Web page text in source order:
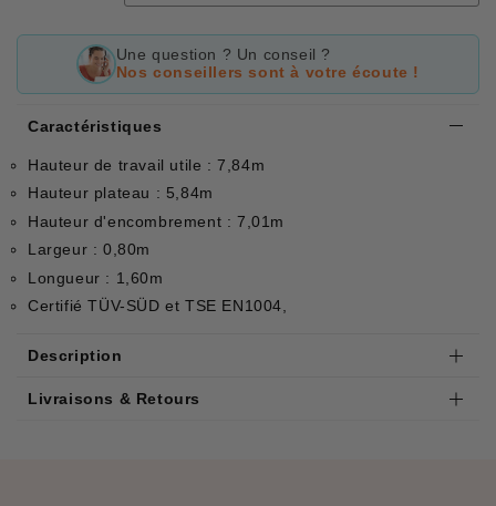
Une question ? Un conseil ?
Nos conseillers sont à votre écoute !
Caractéristiques
Hauteur de travail utile : 7,84m
Hauteur plateau : 5,84m
Hauteur d'encombrement : 7,01m
Largeur : 0,80m
Longueur : 1,60m
Certifié TÜV-SÜD et TSE EN1004,
Description
Livraisons & Retours